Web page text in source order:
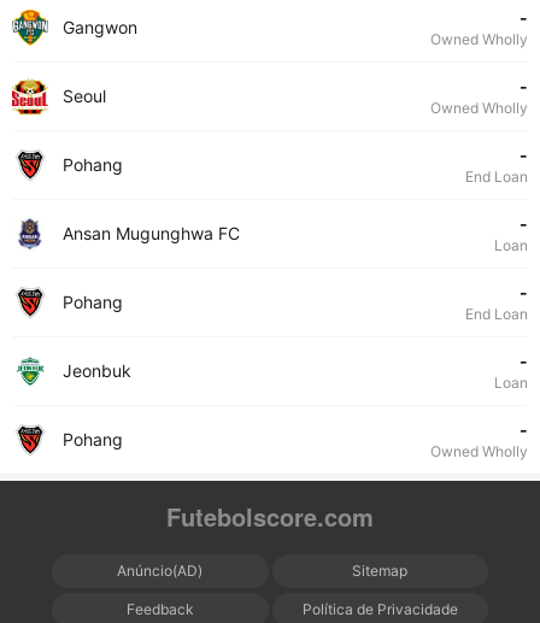
Gangwon -
Owned Wholly
Seoul -
Owned Wholly
Pohang -
End Loan
Ansan Mugunghwa FC -
Loan
Pohang -
End Loan
Jeonbuk -
Loan
Pohang -
Owned Wholly
Futebolscore.com
Anúncio(AD) Sitemap
Feedback Política de Privacidade